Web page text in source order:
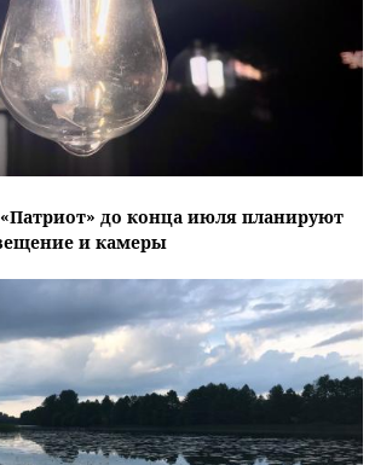
«Патриот» до конца июля планируют
и камеры